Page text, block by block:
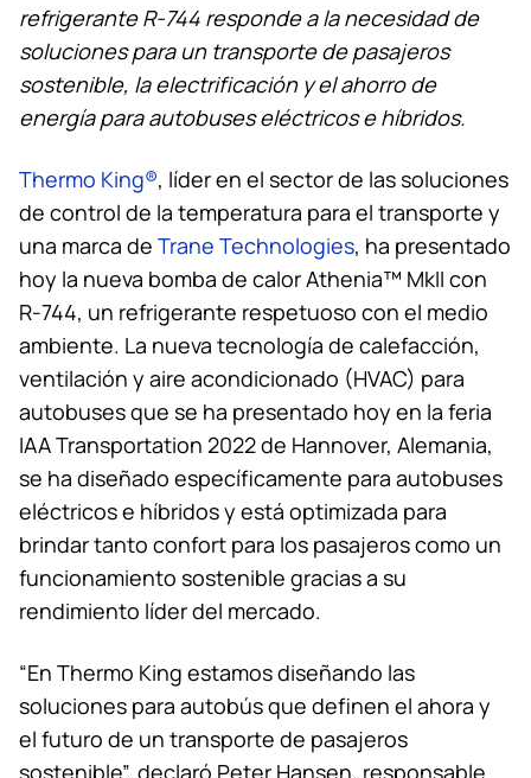
refrigerante R-744 responde a la necesidad de
soluciones para un transporte de pasajeros
sostenible, la electrificación y el ahorro de
energía para autobuses eléctricos e híbridos.
Thermo King®, líder en el sector de las soluciones
de control de la temperatura para el transporte y
una marca de Trane Technologies, ha presentado
hoy la nueva bomba de calor Athenia™ MkII con
R-744, un refrigerante respetuoso con el medio
ambiente. La nueva tecnología de calefacción,
ventilación y aire acondicionado (HVAC) para
autobuses que se ha presentado hoy en la feria
IAA Transportation 2022 de Hannover, Alemania,
se ha diseñado específicamente para autobuses
eléctricos e híbridos y está optimizada para
brindar tanto confort para los pasajeros como un
funcionamiento sostenible gracias a su
rendimiento líder del mercado.
“En Thermo King estamos diseñando las
soluciones para autobús que definen el ahora y
el futuro de un transporte de pasajeros
sostenible”, declaró Peter Hansen, responsable